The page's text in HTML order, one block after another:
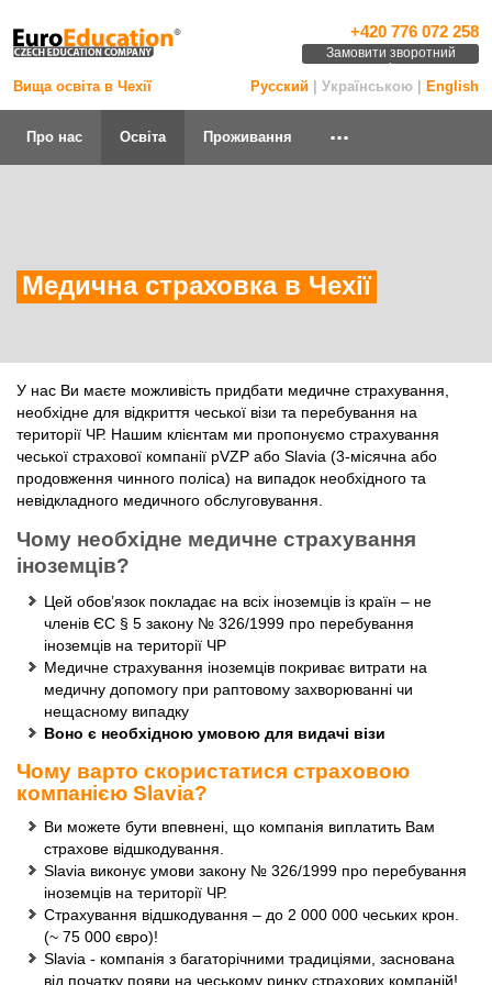
Вища освіта в Чехії
+420 776 072 258
Замовити зворотний
дзвінок
Русский | Українською | English
Про нас Освіта Проживання ...
Медична страховка в Чехії
У нас Ви маєте можливість придбати медичне страхування,
необхідне для відкриття чеської візи та перебування на
території ЧР. Нашим клієнтам ми пропонуємо страхування
чеської страхової компанії pVZP або Slavia (3-місячна або
продовження чинного поліса) на випадок необхідного та
невідкладного медичного обслуговування.
Чому необхідне медичне страхування
іноземців?
Цей обов’язок покладає на всіх іноземців із країн – не
членів ЄС § 5 закону № 326/1999 про перебування
іноземців на території ЧР
Медичне страхування іноземців покриває витрати на
медичну допомогу при раптовому захворюванні чи
нещасному випадку
Воно є необхідною умовою для видачі візи
Чому варто скористатися страховою
компанією Slavia?
Ви можете бути впевнені, що компанія виплатить Вам
страхове відшкодування.
Slavia виконує умови закону № 326/1999 про перебування
іноземців на території ЧР.
Страхування відшкодування – до 2 000 000 чеських крон.
(~ 75 000 євро)!
Slavia - компанія з багаторічними традиціями, заснована
від початку появи на чеському ринку страхових компаній!